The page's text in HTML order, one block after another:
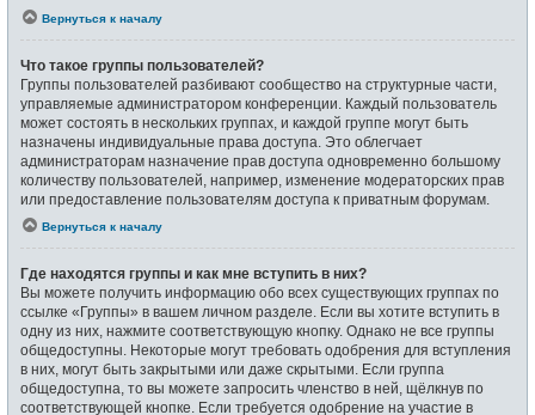
Вернуться к началу
Что такое группы пользователей?
Группы пользователей разбивают сообщество на структурные части,
управляемые администратором конференции. Каждый пользователь
может состоять в нескольких группах, и каждой группе могут быть
назначены индивидуальные права доступа. Это облегчает
администраторам назначение прав доступа одновременно большому
количеству пользователей, например, изменение модераторских прав
или предоставление пользователям доступа к приватным форумам.
Вернуться к началу
Где находятся группы и как мне вступить в них?
Вы можете получить информацию обо всех существующих группах по
ссылке «Группы» в вашем личном разделе. Если вы хотите вступить в
одну из них, нажмите соответствующую кнопку. Однако не все группы
общедоступны. Некоторые могут требовать одобрения для вступления
в них, могут быть закрытыми или даже скрытыми. Если группа
общедоступна, то вы можете запросить членство в ней, щёлкнув по
соответствующей кнопке. Если требуется одобрение на участие в